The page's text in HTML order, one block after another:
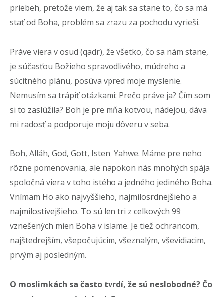
priebeh, pretože viem, že aj tak sa stane to, čo sa má
stať od Boha, problém sa zrazu za pochodu vyrieši.
Práve viera v osud (qadr), že všetko, čo sa nám stane,
je súčasťou Božieho spravodlivého, múdreho a
súcitného plánu, posúva vpred moje myslenie.
Nemusím sa trápiť otázkami: Prečo práve ja? Čím som
si to zaslúžila? Boh je pre mňa kotvou, nádejou, dáva
mi radosť a podporuje moju dôveru v seba.
Boh, Alláh, God, Gott, Isten, Yahwe. Máme pre neho
rôzne pomenovania, ale napokon nás mnohých spája
spoločná viera v toho istého a jedného jediného Boha.
Vnímam Ho ako najvyššieho, najmilosrdnejšieho a
najmilostivejšieho. To sú len tri z celkových 99
vznešených mien Boha v islame. Je tiež ochrancom,
najštedrejším, všepočujúcim, všeznalým, vševidiacim,
prvým aj posledným.
O moslimkách sa často tvrdí, že sú neslobodné? Čo